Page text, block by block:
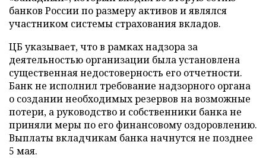
банков России по размеру активов и являлся
участником системы страхования вкладов.
ЦБ указывает, что в рамках надзора за
деятельностью организации была установлена
существенная недостоверность его отчетности.
Банк не исполнил требование надзорного органа
о создании необходимых резервов на возможные
потери, а руководство и собственники банка не
приняли меры по его финансовому оздоровлению.
Выплаты вкладчикам банка начнутся не позднее
5 мая.